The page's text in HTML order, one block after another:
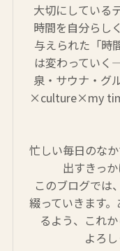
大切にしている
時間を自分らし
与えられた「時
は変わってい
泉・サウナ・グ
×culture×my
忙しい毎日のな
出すきっ
このブログでは
綴っていきます
るよう、これ
よろ